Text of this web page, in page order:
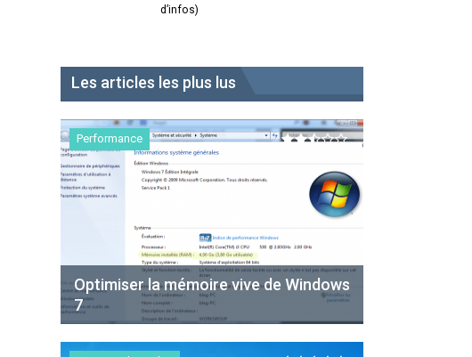
d’infos)
Les articles les plus lus
Performance
Optimiser la mémoire vive de Windows
7